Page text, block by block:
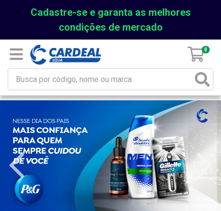
Cadastre-se e garanta as melhores
condições de mercado
0